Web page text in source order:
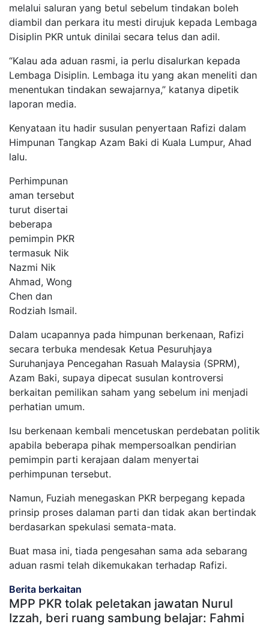
melalui saluran yang betul sebelum tindakan boleh
diambil dan perkara itu mesti dirujuk kepada Lembaga
Disiplin PKR untuk dinilai secara telus dan adil.
“Kalau ada aduan rasmi, ia perlu disalurkan kepada
Lembaga Disiplin. Lembaga itu yang akan meneliti dan
menentukan tindakan sewajarnya,” katanya dipetik
laporan media.
Kenyataan itu hadir susulan penyertaan Rafizi dalam
Himpunan Tangkap Azam Baki di Kuala Lumpur, Ahad
lalu.
Perhimpunan
aman tersebut
turut disertai
beberapa
pemimpin PKR
termasuk Nik
Nazmi Nik
Ahmad, Wong
Chen dan
Rodziah Ismail.
Dalam ucapannya pada himpunan berkenaan, Rafizi
secara terbuka mendesak Ketua Pesuruhjaya
Suruhanjaya Pencegahan Rasuah Malaysia (SPRM),
Azam Baki, supaya dipecat susulan kontroversi
berkaitan pemilikan saham yang sebelum ini menjadi
perhatian umum.
Isu berkenaan kembali mencetuskan perdebatan politik
apabila beberapa pihak mempersoalkan pendirian
pemimpin parti kerajaan dalam menyertai
perhimpunan tersebut.
Namun, Fuziah menegaskan PKR berpegang kepada
prinsip proses dalaman parti dan tidak akan bertindak
berdasarkan spekulasi semata-mata.
Buat masa ini, tiada pengesahan sama ada sebarang
aduan rasmi telah dikemukakan terhadap Rafizi.
Berita berkaitan
MPP PKR tolak peletakan jawatan Nurul
Izzah, beri ruang sambung belajar: Fahmi